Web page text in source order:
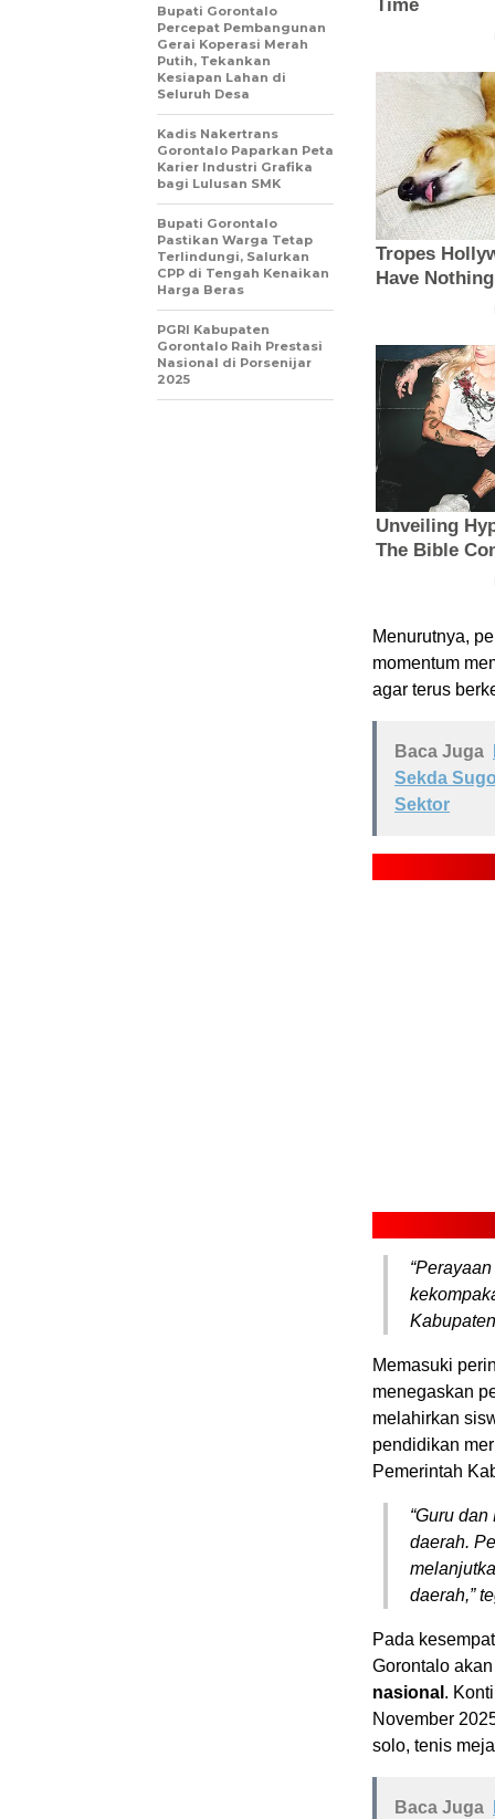
Menurutnya,
momentum
agar terus
Baca Juga
Sekda
Sektor
Memasuki
menegaskan
melahirkan
pendidikan
Pemerintah
“Guru
daerah.
daerah,”
Pada
Gorontalo
nasional .
November
solo, tenis
Baca Juga
Bupati Gorontalo
Percepat Pembangunan
Gerai Koperasi Merah
Putih, Tekankan
Kesiapan Lahan di
Seluruh Desa
Kadis Nakertrans
Gorontalo Paparkan Peta
Karier Industri Grafika
bagi Lulusan SMK
Bupati Gorontalo
Pastikan Warga Tetap
Terlindungi, Salurkan
CPP di Tengah Kenaikan
Harga Beras
PGRI Kabupaten
Gorontalo Raih Prestasi
Nasional di Porsenijar
2025